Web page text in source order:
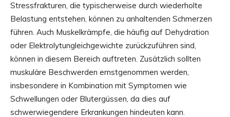
Stressfrakturen, die typischerweise durch wiederholte
Belastung entstehen, können zu anhaltenden Schmerzen
führen. Auch Muskelkrämpfe, die häufig auf Dehydration
oder Elektrolytungleichgewichte zurückzuführen sind,
können in diesem Bereich auftreten. Zusätzlich sollten
muskuläre Beschwerden ernstgenommen werden,
insbesondere in Kombination mit Symptomen wie
Schwellungen oder Blutergüssen, da dies auf
schwerwiegendere Erkrankungen hindeuten kann.